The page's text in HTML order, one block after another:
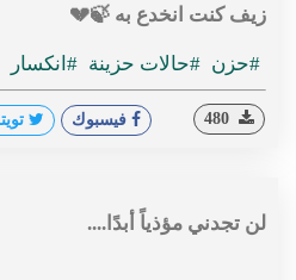
زيف كنت انخدع به 🍃💔
#حزن #حالات حزينة #انكسار
فيسبوك
‏لن تجدني مؤذياً أبدًا....